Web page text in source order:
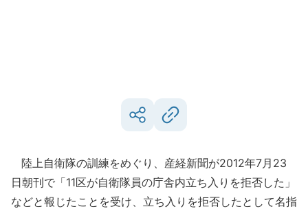
陸上自衛隊の訓練をめぐり、産経新聞が2012年7月23
日朝刊で「11区が自衛隊員の庁舎内立ち入りを拒否した」
などと報じたことを受け、立ち入りを拒否したとして名指